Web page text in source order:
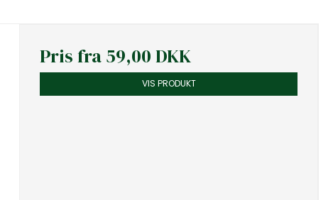
Pris fra59,00 DKK
VIS PRODUKT